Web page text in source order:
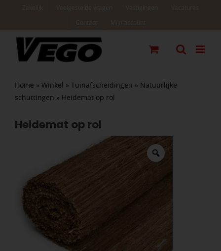
Home » Winkel » Tuinafscheidingen » Natuurlijke
schuttingen » Heidemat op rol
Heidemat op rol